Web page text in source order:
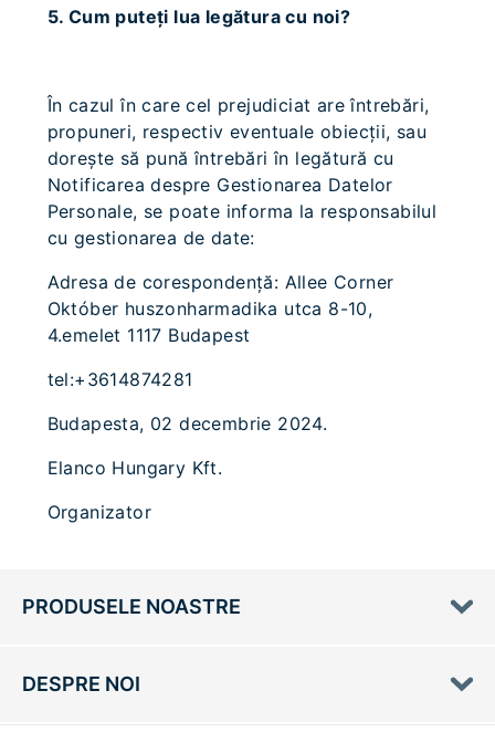
5. Cum puteţi lua legătura cu noi?
În cazul în care cel prejudiciat are întrebări,
propuneri, respectiv eventuale obiecţii, sau
doreşte să pună întrebări în legătură cu
Notificarea despre Gestionarea Datelor
Personale, se poate informa la responsabilul
cu gestionarea de date:
Adresa de corespondenţă: Allee Corner
Október huszonharmadika utca 8-10,
4.emelet 1117 Budapest
tel:+3614874281
Budapesta, 02 decembrie 2024.
Elanco Hungary Kft.
Organizator
PRODUSELE NOASTRE
DESPRE NOI